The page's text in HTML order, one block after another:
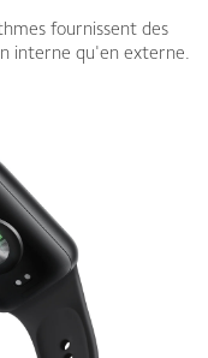
fournissent des
interne qu'en externe.